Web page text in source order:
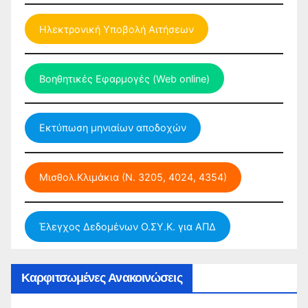
Ηλεκτρονική Υποβολή Αιτήσεων
Βοηθητικές Εφαρμογές (Web online)
Εκτύπωση μηνιαίων αποδοχών
Μισθολ.Κλιμάκια (Ν. 3205, 4024, 4354)
Έλεγχος Δεδομένων Ο.ΣΥ.Κ. για ΑΠΔ
Καρφιτσωμένες Ανακοινώσεις